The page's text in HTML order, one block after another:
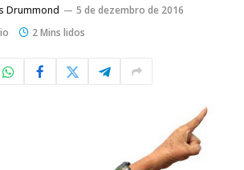
Drummond
5 de dezembro de 2016
2 Mins lidos